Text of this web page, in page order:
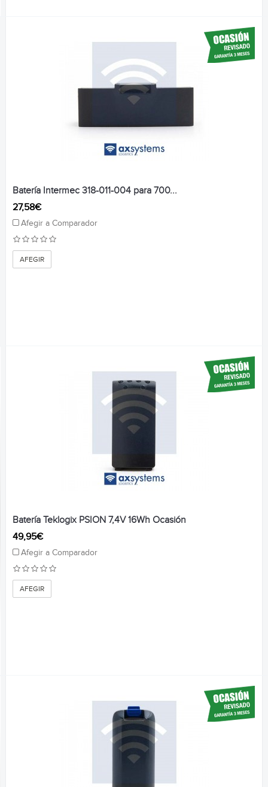
Batería Intermec 318-011-004 para 700...
27,58€
Afegir a Comparador
AFEGIR
Batería Teklogix PSION 7,4V 16Wh Ocasión
49,95€
Afegir a Comparador
AFEGIR